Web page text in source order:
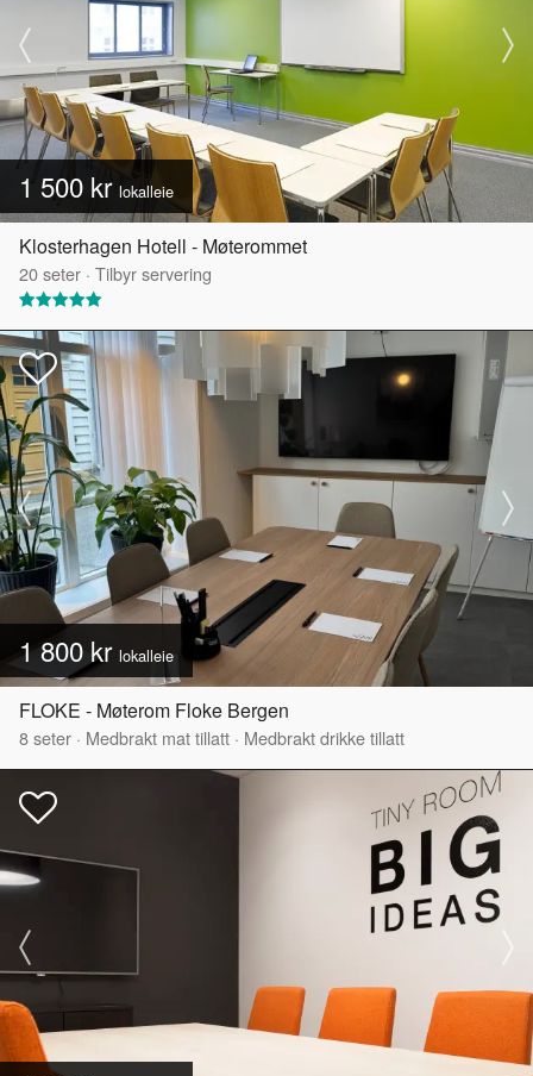
1 500 kr lokalleie
Klosterhagen Hotell - Møterommet
20seter · Tilbyr servering
1 800 kr lokalleie
FLOKE - Møterom Floke Bergen
8seter · Medbrakt mat tillatt · Medbrakt drikke tillatt